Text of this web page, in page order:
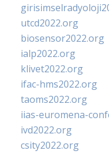
utcd2022.org
biosensor2022.org
ialp2022.org
klivet2022.org
ifac-hms2022.org
taoms2022.org
iias-euromena-
ivd2022.org
csity2022.org